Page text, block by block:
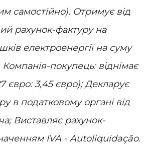
самостійно). Отримує від
рахунок-фактуру на
електроенергії на суму
покупець: віднімає
євро: 3,45 євро); Декларує
в податковому органі від
Виставляє рахунок-
IVA - Autoliquidação.